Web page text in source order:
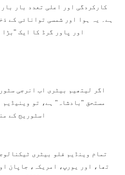
کارکردگی اور اعلی تعدد بار
ہے۔ یہ ہوا اور شمسی توانائی کے
اور پاور گرڈ کا ایک
اگر لیتھیم بیٹری اب انرجی
مستحق "بادشاہ" ہے، تو وینیڈیم
اسٹوریج کے
تھا، اور یورپ، امریکہ، جاپان